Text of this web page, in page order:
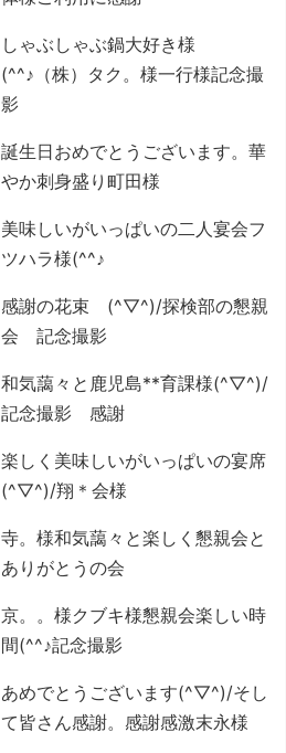
しゃぶしゃぶ鍋大好き様
(^^♪（株）タク。様一行様記念撮
影
誕生日おめでとうございます。華
やか刺身盛り町田様
美味しいがいっぱいの二人宴会フ
ツハラ様(^^♪
感謝の花束 (^▽^)/探検部の懇親
会 記念撮影
和気藹々と鹿児島**育課様(^▽^)/
記念撮影 感謝
楽しく美味しいがいっぱいの宴席
(^▽^)/翔＊会様
寺。様和気藹々と楽しく懇親会と
ありがとうの会
京。。様クブキ様懇親会楽しい時
間(^^♪記念撮影
あめでとうございます(^▽^)/そし
て皆さん感謝。感謝感激末永様